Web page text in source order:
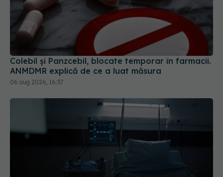
Colebil și Panzcebil, blocate temporar în farmacii.
ANMDMR explică de ce a luat măsura
06 aug 2026, 16:37